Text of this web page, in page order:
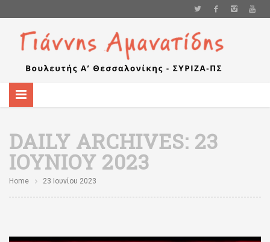
DAILY ARCHIVES: 23
ΙΟΥΝΊΟΥ 2023
Home 23 Ιουνίου 2023